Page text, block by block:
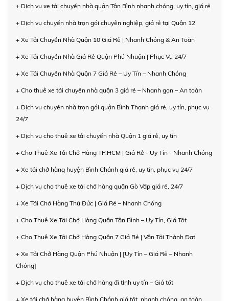
+ Dịch vụ xe tải chuyển nhà quận Tân Bình nhanh chóng, uy tín, giá rẻ
+ Dịch vụ chuyển nhà trọn gói chuyên nghiệp, giá rẻ tại Quận 12
+ Xe Tải Chuyển Nhà Quận 10 Giá Rẻ | Nhanh Chóng & An Toàn
+ Xe Tải Chuyển Nhà Giá Rẻ Quận Phú Nhuận | Phục Vụ 24/7
+ Xe Tải Chuyển Nhà Quận 7 Giá Rẻ – Uy Tín – Nhanh Chóng
+ Cho thuê xe tải chuyển nhà quận 3 giá rẻ – Nhanh gọn – An toàn
+ Dịch vụ chuyển nhà trọn gói quận Bình Thạnh giá rẻ, uy tín, phục vụ
24/7
+ Dịch vụ cho thuê xe tải chuyển nhà Quận 1 giá rẻ, uy tín
+ Cho Thuê Xe Tải Chở Hàng TP.HCM | Giá Rẻ - Uy Tín - Nhanh Chóng
+ Xe tải chở hàng huyện Bình Chánh giá rẻ, uy tín, phục vụ 24/7
+ Dịch vụ cho thuê xe tải chở hàng quận Gò Vấp giá rẻ, 24/7
+ Xe Tải Chở Hàng Thủ Đức | Giá Rẻ – Nhanh Chóng
+ Cho Thuê Xe Tải Chở Hàng Quận Tân Bình – Uy Tín, Giá Tốt
+ Cho Thuê Xe Tải Chở Hàng Quận 7 Giá Rẻ | Vận Tải Thành Đạt
+ Xe Tải Chở Hàng Quận Phú Nhuận | [Uy Tín – Giá Rẻ – Nhanh
Chóng]
+ Dịch vụ cho thuê xe tải chở hàng đi tỉnh uy tín – Giá tốt
+ Xe tải chở hàng huyện Bình Chánh giá tốt, nhanh chóng, an toàn